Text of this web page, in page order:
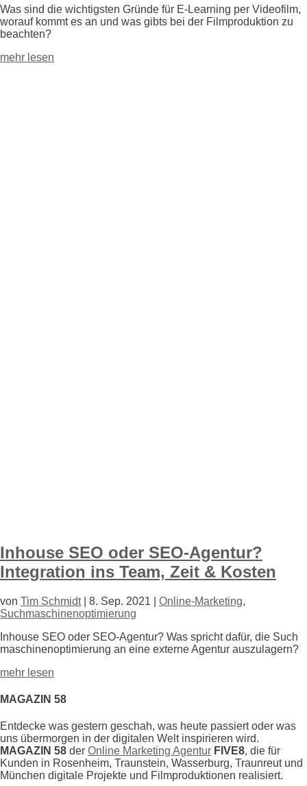
Was sind die wichtigsten Gründe für E-Learning per Videofilm,
worauf kommt es an und was gibts bei der Filmproduktion zu
beachten?
mehr lesen
Inhouse SEO oder SEO-Agentur?
Integration ins Team, Zeit & Kosten
von Tim Schmidt| 8. Sep. 2021 Online-Marketing,
Suchmaschinenoptimierung
Inhouse SEO oder SEO-Agentur? Was spricht dafür, die Such
maschinenoptimierung an eine externe Agentur auszulagern?
mehr lesen
MAGAZIN 58
Entdecke was gestern geschah, was heute passiert oder was
uns übermorgen in der digitalen Welt inspirieren wird.
MAGAZIN 58 der Online Marketing Agentur FIVE8, die für
Kunden in Rosenheim, Traunstein, Wasserburg, Traunreut und
München digitale Projekte und Filmproduktionen realisiert.